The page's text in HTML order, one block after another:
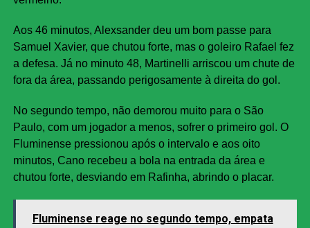
Aos 46 minutos, Alexsander deu um bom passe para
Samuel Xavier, que chutou forte, mas o goleiro Rafael fez
a defesa. Já no minuto 48, Martinelli arriscou um chute de
fora da área, passando perigosamente à direita do gol.
No segundo tempo, não demorou muito para o São
Paulo, com um jogador a menos, sofrer o primeiro gol. O
Fluminense pressionou após o intervalo e aos oito
minutos, Cano recebeu a bola na entrada da área e
chutou forte, desviando em Rafinha, abrindo o placar.
Fluminense reage no segundo tempo, empata